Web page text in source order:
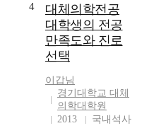
4
대체의학전공
대학생의 전공
만족도와 진로
선택
이갑님
경기대학교 대체
의학대학원
2013
국내석사